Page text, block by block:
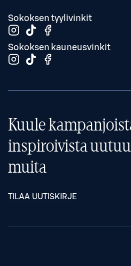
Sokoksen tyylivinkit
Sokoksen kauneusvinkit
Kuule
inspiroivista
muita
TILAA UUTISKIRJE